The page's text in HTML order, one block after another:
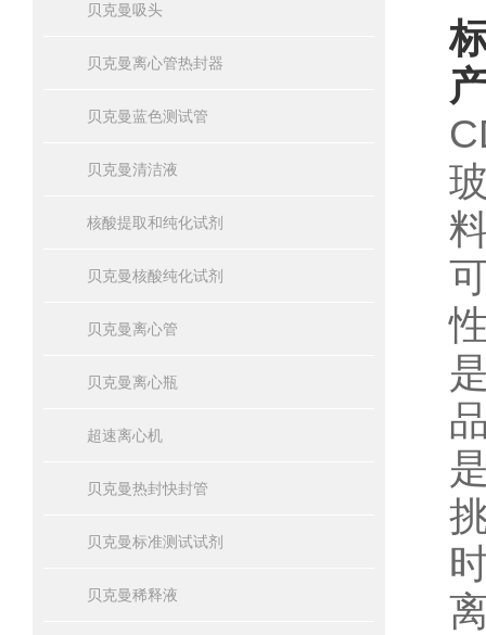
贝克曼吸头
贝克曼离心管热封器
贝克曼蓝色测试管
贝克曼清洁液
核酸提取和纯化试剂
贝克曼核酸纯化试剂
贝克曼离心管
贝克曼离心瓶
超速离心机
贝克曼热封快封管
贝克曼标准测试试剂
贝克曼稀释液